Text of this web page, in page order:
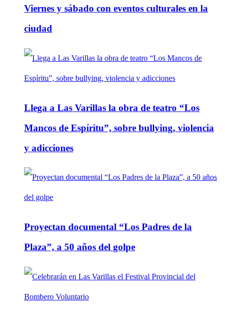
Viernes y sábado con eventos culturales en la
ciudad
Llega a Las Varillas la obra de teatro “Los
Mancos de Espíritu”, sobre bullying, violencia
y adicciones
Proyectan documental “Los Padres de la
Plaza”, a 50 años del golpe